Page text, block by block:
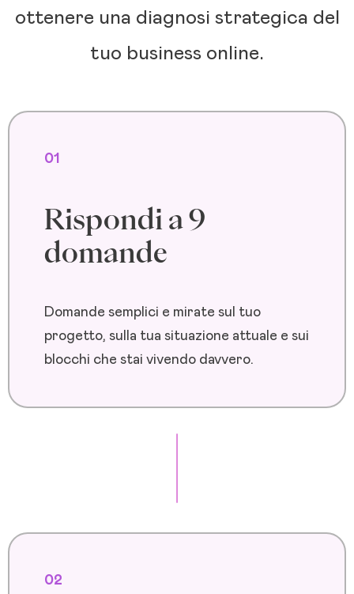
ottenere una diagnosi strategica del
tuo business online.
01
Rispondi a 9
domande
Domande semplici e mirate sul tuo
progetto, sulla tua situazione attuale e sui
blocchi che stai vivendo davvero.
02